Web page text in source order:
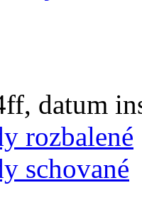
datum
rozbalené
schované